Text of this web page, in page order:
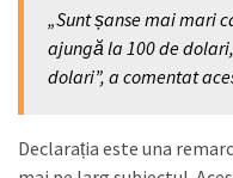
„Sunt șanse mai mari
ajungă la 100 de
dolari”, a comentat
Declarația este una